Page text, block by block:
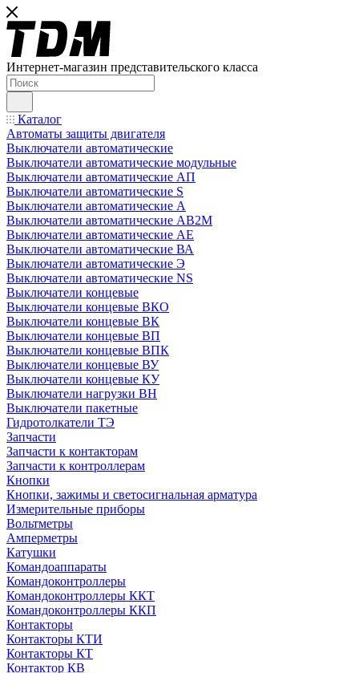
Интернет-магазин представительского класса
Каталог
Автоматы защиты двигателя
Выключатели автоматические
Выключатели автоматические модульные
Выключатели автоматические АП
Выключатели автоматические S
Выключатели автоматические А
Выключатели автоматические АВ2М
Выключатели автоматические АЕ
Выключатели автоматические ВА
Выключатели автоматические Э
Выключатели автоматические NS
Выключатели концевые
Выключатели концевые ВКО
Выключатели концевые ВК
Выключатели концевые ВП
Выключатели концевые ВПК
Выключатели концевые ВУ
Выключатели концевые КУ
Выключатели нагрузки ВН
Выключатели пакетные
Гидротолкатели ТЭ
Запчасти
Запчасти к контакторам
Запчасти к контроллерам
Кнопки
Кнопки, зажимы и светосигнальная арматура
Измерительные приборы
Вольтметры
Амперметры
Катушки
Командоаппараты
Командоконтроллеры
Командоконтроллеры ККТ
Командоконтроллеры ККП
Контакторы
Контакторы КТИ
Контакторы КТ
Контактор КВ